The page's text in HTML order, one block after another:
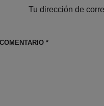
Tu dirección de
COMENTARIO *